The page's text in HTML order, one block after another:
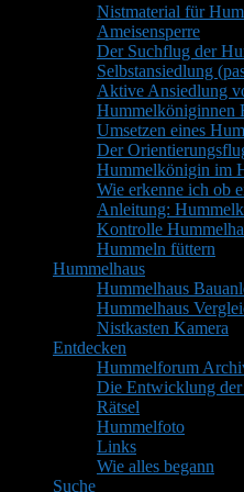
Nistmaterial für
Ameisensperre
Der Suchflug der
Selbstansiedlung
Aktive Ansiedlung
Hummelköniginnen
Umsetzen eines
Der
Hummelkönigin im
Wie erkenne ich ob
Anleitung:
Kontrolle
Hummeln füttern
Hummelhaus
Hummelhaus
Hummelhaus
Nistkasten Kamera
Entdecken
Hummelforum
Die Entwicklung
Rätsel
Hummelfoto
Links
Wie alles begann
Suche